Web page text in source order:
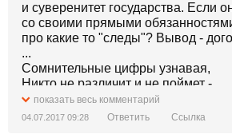
и суверенитет государства. Если
со своими прямыми
про какие то "следы"? Вывод -
...
Сомнительные цифры узнавая,
Никто не различит и не поймет -
Для пропусков нужна передовая
И, что бы жил товарооборот.
показать весь комментарий
04.07.2017 09:28 Ответить Ссылка